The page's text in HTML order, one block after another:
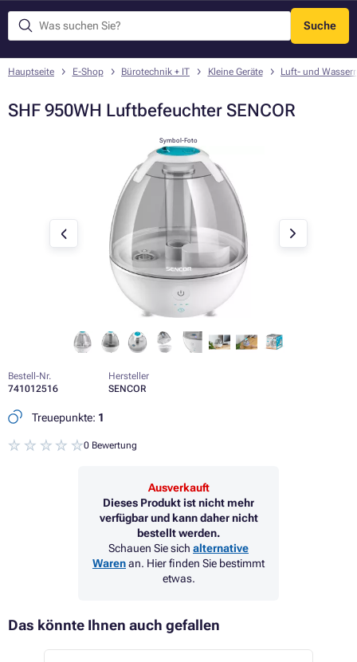
Suche
Menü
Hauptseite E-Shop Bürotechnik + IT Kleine Geräte Luft- und
SHF 950WH Luftbefeuchter SENCOR
Symbol-Foto
Bestell-Nr.
741012516
Hersteller
SENCOR
Treuepunkte: 1
0 Bewertung
Ausverkauft
Dieses Produkt ist nicht mehr
verfügbar und kann daher nicht
bestellt werden.
Schauen Sie sich alternative
Warenan. Hier finden Sie bestimmt
etwas.
Das könnte Ihnen auch gefallen